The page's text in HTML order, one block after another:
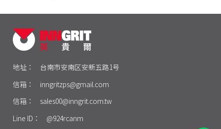
地址：
台南市安南区安新五路1号
信箱：
inngritzps@gmail.com
信箱：
sales00@inngrit.com.tw
Line ID：
@924rcanm